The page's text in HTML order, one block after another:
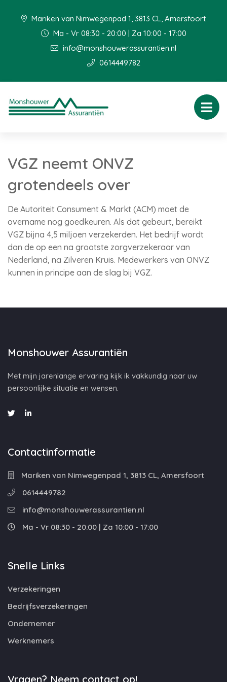
Mariken van Nimwegenpad 1, 3813 CL, Amersfoort
Ma - Vr 08:30 - 20:00 | Za 10:00 - 17:00
info@monshouwerassurantien.nl
0614449782
VGZ neemt ONVZ
grotendeels over
De Autoriteit Consument & Markt (ACM) moet de
overname nog goedkeuren. Als dat gebeurt, bereikt
VGZ bijna 4,5 miljoen verzekerden. Het bedrijf wordt
dan de op een na grootste zorgverzekeraar van
Nederland, na Zilveren Kruis. Medewerkers van ONVZ
kunnen in principe aan de slag bij VGZ.
Monshouwer Assurantiën
Met mijn jarenlange ervaring kijk ik vakkundig naar uw
persoonlijke situatie en wensen.
Contactinformatie
Mariken van Nimwegenpad 1, 3813 CL, Amersfoort
0614449782
info@monshouwerassurantien.nl
Ma - Vr 08:30 - 20:00 | Za 10:00 - 17:00
Snelle Links
Verzekeringen
Bedrijfsverzekeringen
Ondernemer
Werknemers
Vragen? Neem contact op!